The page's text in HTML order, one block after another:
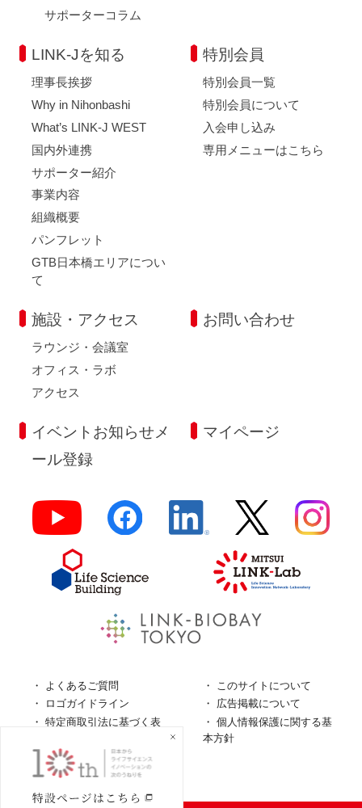
サポーターコラム
LINK-Jを知る
理事長挨拶
Why in Nihonbashi
What’s LINK-J WEST
国内外連携
サポーター紹介
事業内容
組織概要
パンフレット
GTB日本橋エリアについ
て
特別会員
特別会員一覧
特別会員について
入会申し込み
専用メニューはこちら
施設・アクセス
ラウンジ・会議室
オフィス・ラボ
アクセス
お問い合わせ
イベントお知らせメ
ール登録
マイページ
よくあるご質問
このサイトについて
ロゴガイドライン
広告掲載について
特定商取引法に基づく表
個人情報保護に関する基
本方針
個人情報の取扱について